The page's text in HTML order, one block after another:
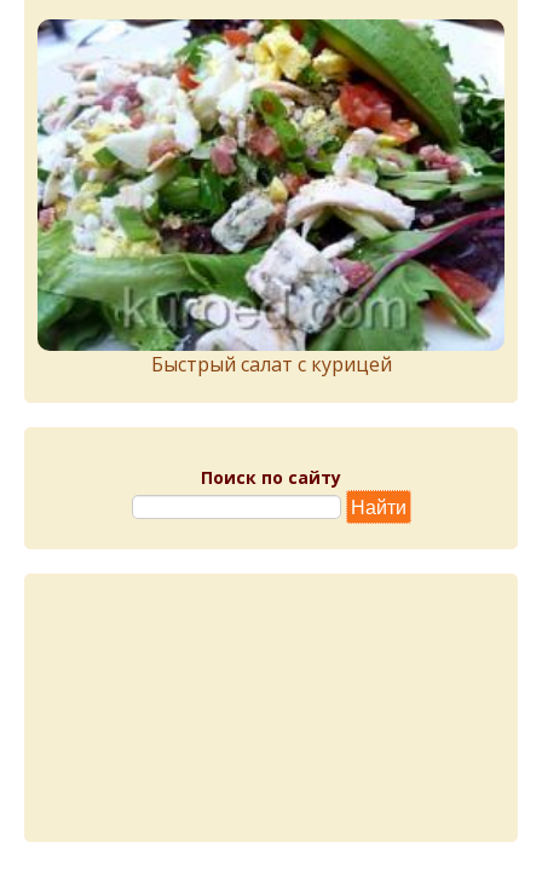
Быстрый салат с курицей
Поиск по сайту